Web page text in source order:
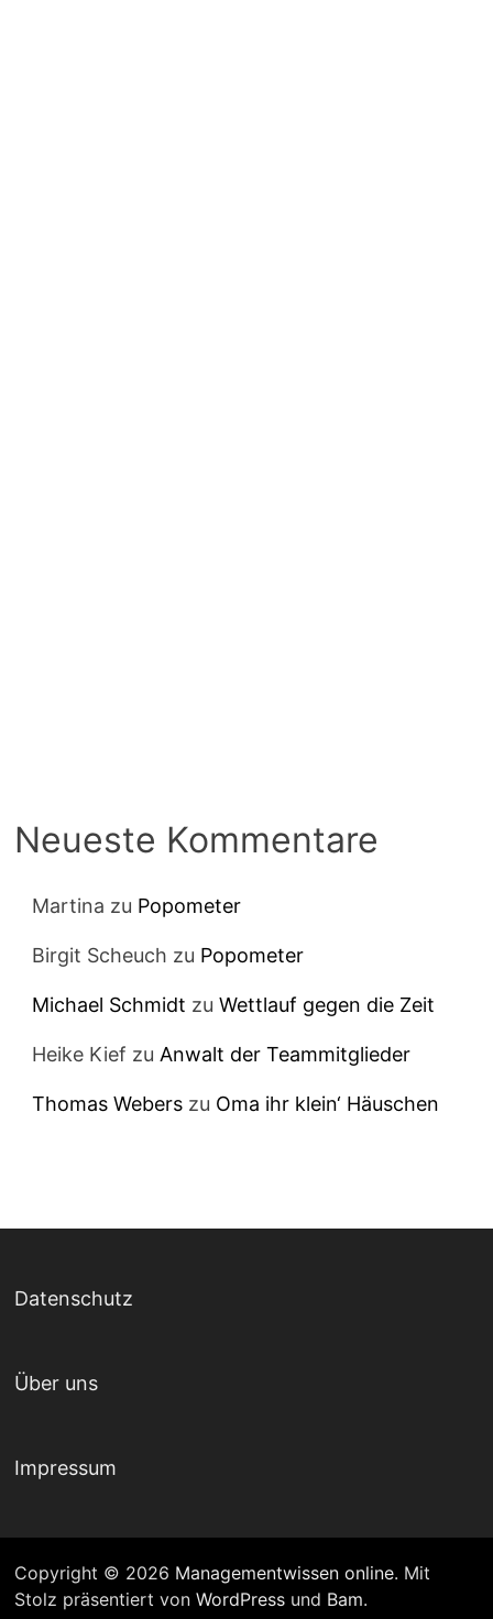
Neueste Kommentare
Martina zu Popometer
Birgit Scheuch zu Popometer
Michael Schmidt zuWettlauf gegen die Zeit
Heike Kief zu Anwalt der Teammitglieder
Thomas Webers zu Oma ihr klein‘ Häuschen
Datenschutz
Über uns
Impressum
Copyright © 2026 Managementwissen online. Mit
Stolz präsentiert vonWordPress und Bam.